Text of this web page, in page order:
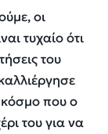
οι
τυχαίο ότι
του
που ο
του για να